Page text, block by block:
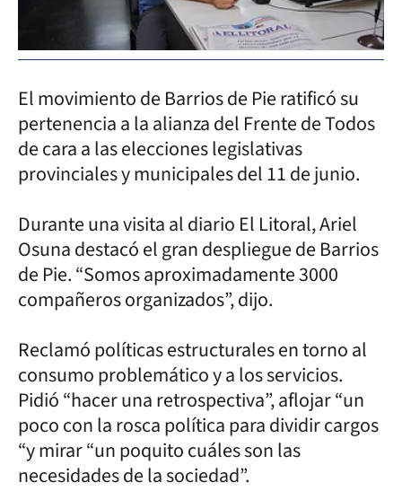
El movimiento de Barrios de Pie ratificó su
pertenencia a la alianza del Frente de Todos
de cara a las elecciones legislativas
provinciales y municipales del 11 de junio.
Durante una visita al diario El Litoral, Ariel
Osuna destacó el gran despliegue de Barrios
de Pie. “Somos aproximadamente 3000
compañeros organizados”, dijo.
Reclamó políticas estructurales en torno al
consumo problemático y a los servicios.
Pidió “hacer una retrospectiva”, aflojar “un
poco con la rosca política para dividir cargos
“y mirar “un poquito cuáles son las
necesidades de la sociedad”.